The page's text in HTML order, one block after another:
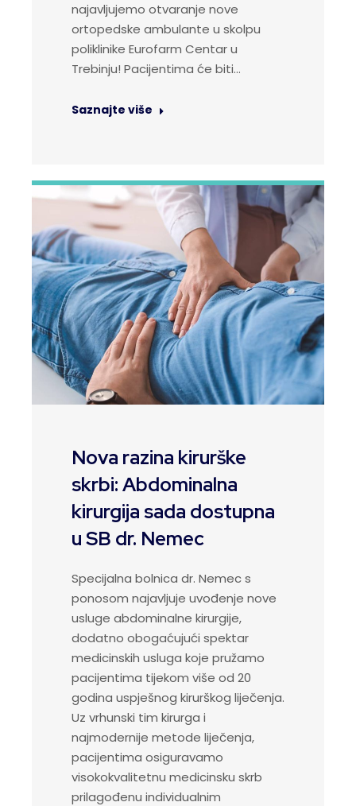
najavljujemo otvaranje nove
ortopedske ambulante u skolpu
poliklinike Eurofarm Centar u
Trebinju! Pacijentima će biti…
Saznajte više
Nova razina kirurške
skrbi: Abdominalna
kirurgija sada dostupna
u SB dr. Nemec
Specijalna bolnica dr. Nemec s
ponosom najavljuje uvođenje nove
usluge abdominalne kirurgije,
dodatno obogaćujući spektar
medicinskih usluga koje pružamo
pacijentima tijekom više od 20
godina uspješnog kirurškog liječenja.
Uz vrhunski tim kirurga i
najmodernije metode liječenja,
pacijentima osiguravamo
visokokvalitetnu medicinsku skrb
prilagođenu individualnim